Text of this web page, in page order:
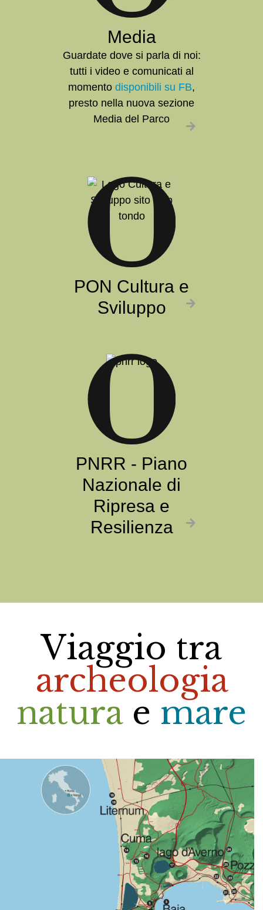
Media
Guardate dove si parla di noi:
tutti i video e comunicati al
momento disponibili su FB,
presto nella nuova sezione
Media del Parco
PON Cultura e
Sviluppo
PNRR - Piano
Nazionale di
Ripresa e
Resilienza
Viaggio tra
archeologia
naturae mare